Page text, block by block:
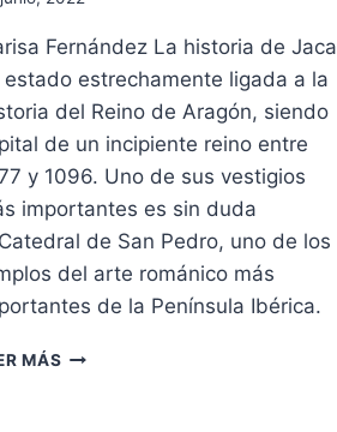
Fernández La historia de Jaca
estado estrechamente ligada a la
del Reino de Aragón, siendo
de un incipiente reino entre
y 1096. Uno de sus vestigios
importantes es sin duda
de San Pedro, uno de los
del arte románico más
de la Península Ibérica.
MÁS EXCURSIÓN